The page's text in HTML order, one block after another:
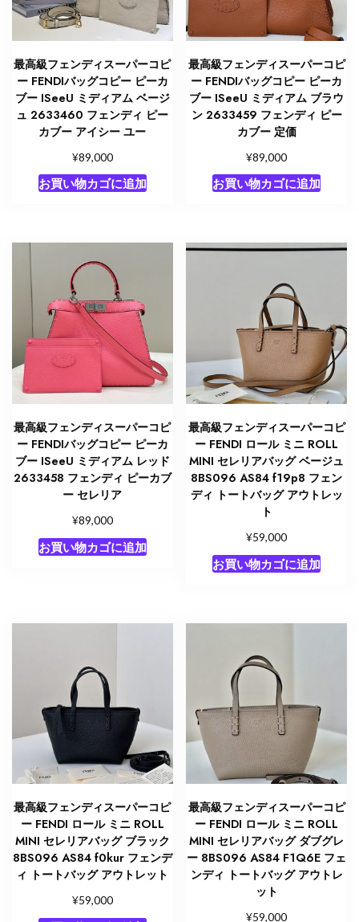
最高級フェンディスーパーコピ
ー FENDIバッグコピー ピーカ
ブー ISeeU ミディアム ベージ
ュ 2633460 フェンディ ピー
カブー アイシー ユー
¥89,000
お買い物カゴに追加
最高級フェンディスーパーコピ
ー FENDIバッグコピー ピーカ
ブー ISeeU ミディアム ブラウ
ン 2633459 フェンディ ピー
カブー 定価
¥89,000
お買い物カゴに追加
最高級フェンディスーパーコピ
ー FENDIバッグコピー ピーカ
ブー ISeeU ミディアム レッド
2633458 フェンディ ピーカブ
ー セレリア
¥89,000
お買い物カゴに追加
最高級フェンディスーパーコピ
ー FENDI ロール ミニ ROLL
MINI セレリアバッグ ベージュ
8BS096 AS84 f19p8 フェン
ディ トートバッグ アウトレッ
ト
¥59,000
お買い物カゴに追加
最高級フェンディスーパーコピ
ー FENDI ロール ミニ ROLL
MINI セレリアバッグ ブラック
8BS096 AS84 f0kur フェンデ
ィ トートバッグ アウトレット
¥59,000
最高級フェンディスーパーコピ
ー FENDI ロール ミニ ROLL
MINI セレリアバッグ ダブグレ
ー 8BS096 AS84 F1Q6E フェ
ンディ トートバッグ アウトレ
ット
¥59,000